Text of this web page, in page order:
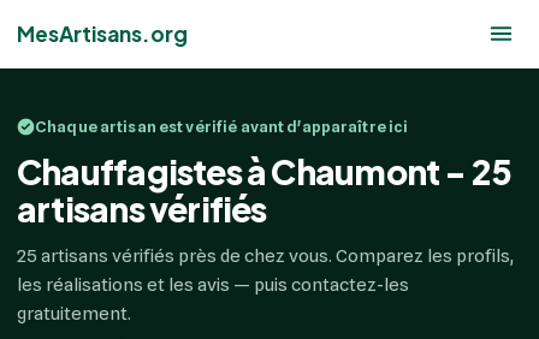
MesArtisans.org
Chaque artisan est vérifié avant d'apparaître ici
Chauffagistes à Chaumont - 25
artisans vérifiés
25 artisans vérifiés près de chez vous. Comparez les profils,
les réalisations et les avis — puis contactez-les
gratuitement.